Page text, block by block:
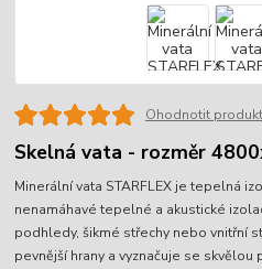
Ohodnotit produkt
Skelná vata - rozměr
Minerální vata STARFLEX je tepelná
nenamáhavé tepelné a akustické
podhledy, šikmé střechy nebo vnitřní
pevnější hrany a vyznačuje se skvělou